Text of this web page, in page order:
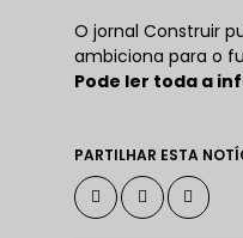
O jornal Construir
ambiciona para o
Pode ler toda a
PARTILHAR ESTA